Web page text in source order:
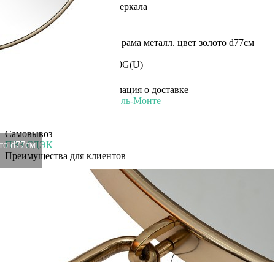
d77см
Декоративные зеркала
Рассказать друзьям!
Купить Зеркало на подвесе рама металл. цвет золото d77см
79MAL-9206-100G(U)
Информация о доставке
Эль-Монте
Самовывоз
ПВЗ СДЭК
Преимущества для клиентов
Закзать в интернет-магазине
Вступайте в ряды довольных клиентов! Создавайте
Вашу территорию уюта!
Мы доставим ваш заказ курьером по Москве и Санкт-
Петербургу или службой доставки по всей России.
Оплатите заказ банковской картой, электронными